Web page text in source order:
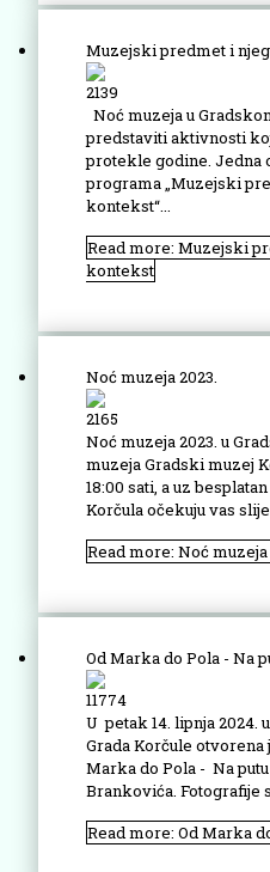
Muzejski predmet i
2139
Noć muzeja u
predstaviti aktivnosti
protekle godine. Jedna
programa „Muzejski
kontekst“...
Read more: Muzejski
kontekst
Noć muzeja 2023.
2165
Noć muzeja 2023. u
muzeja Gradski muzej
18:00 sati, a uz
Korčula očekuju vas
Read more: Noć muzeja
Od Marka do Pola - Na
11774
U petak 14. lipnja 2024.
Grada Korčule
Marka do Pola - Na
Brankovića. Fotografije
Read more: Od Marka